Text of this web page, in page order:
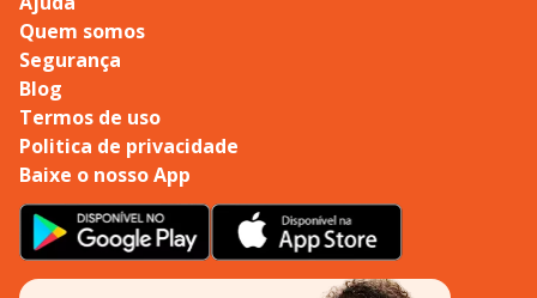
Quem somos
Segurança
Blog
Termos de uso
Politica de privacidade
Baixe o nosso App